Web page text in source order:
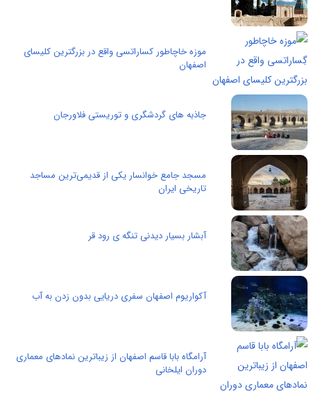
موزه خاچاطور کساراتسی واقع در بزرگترین کلیسای
اصفهان
جاذبه های گردشگری و توریستی فلاورجان
مسجد جامع خوانسار یکی از قدیمی‌ترین مساجد
تاریخی ایران
آبشار بسیار دیدنی تنگه ی رود قر
آکواریوم اصفهان سفری دریایی بدون زدن به آب
آرامگاه بابا قاسم اصفهان از زیباترین نمادهای معماری
دوران ایلخانی